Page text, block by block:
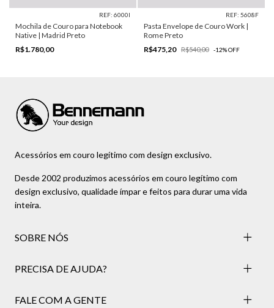
REF: 6000I
Mochila de Couro para Notebook
Native | Madrid Preto
R$1.780,00
REF: 5608F
Pasta Envelope de Couro Work |
Rome Preto
R$475,20
R$540,00 -12%OFF
Acessórios em couro legítimo com design exclusivo.
Desde 2002 produzimos acessórios em couro legítimo com
design exclusivo, qualidade ímpar e feitos para durar uma vida
inteira.
SOBRE NÓS
PRECISA DE AJUDA?
FALE COM A GENTE